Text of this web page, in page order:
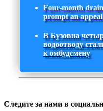
Four-month
prompt an
В Бузовна
водоотводу
к омбудсмену
Следите за нами в